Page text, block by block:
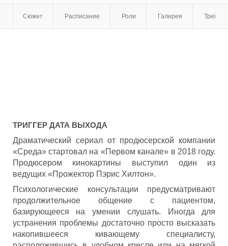
Сюжет Расписание Роли Галерея
ТРИГГЕРДАТА ВЫХОДА
Драматический сериал от продюсерской компании
«Среда» стартовал на «Первом канале» в 2018 году.
Продюсером кинокартины выступил один из
ведущих «Прожектор Пэрис Хилтон».
Психологические консультации предусматривают
продолжительное общение с пациентом,
базирующееся на умении слушать. Иногда для
устранения проблемы достаточно просто высказать
накопившееся кивающему специалисту,